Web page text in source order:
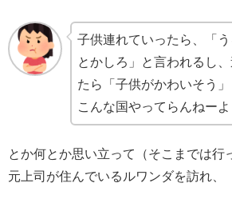
子供連れていったら、「
とかしろ」と言われるし
たら「子供がかわいそう」
こんな国やってらんねーよ
とか何とか思い立って（そこまでは行
元上司が住んでいるルワンダを訪れ、